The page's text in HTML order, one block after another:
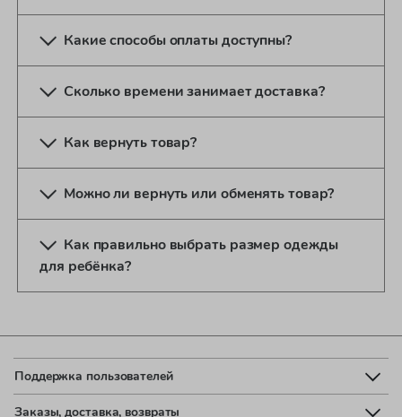
Какие способы оплаты доступны?
Сколько времени занимает доставка?
Как вернуть товар?
Можно ли вернуть или обменять товар?
Как правильно выбрать размер одежды
для ребёнка?
Поддержка пользователей
Заказы, доставка, возвраты